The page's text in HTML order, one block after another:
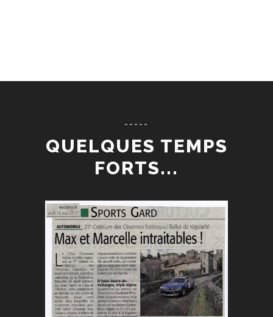
-----
QUELQUES TEMPS
FORTS...